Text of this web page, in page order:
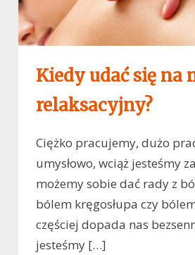
Kiedy udać się na
relaksacyjny?
Ciężko pracujemy, dużo
umysłowo, wciąż jesteśmy
możemy sobie dać rady z
bólem kręgosłupa czy
częściej dopada nas
jesteśmy […]